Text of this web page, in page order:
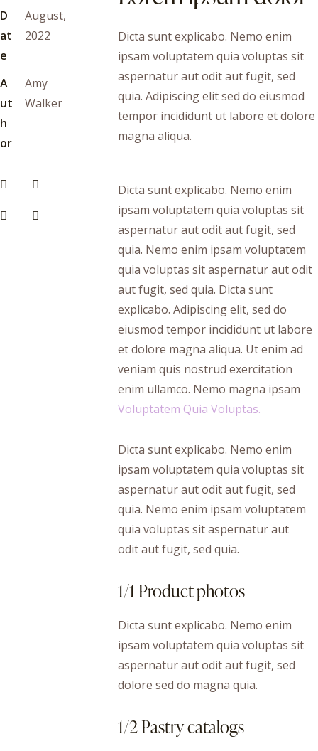
D
at
e
August,
2022
A
ut
h
or
Amy
Walker
Dicta sunt explicabo. Nemo enim
ipsam voluptatem quia voluptas sit
aspernatur aut odit aut fugit, sed
quia. Adipiscing elit sed do eiusmod
tempor incididunt ut labore et dolore
magna aliqua.
Dicta sunt explicabo. Nemo enim
ipsam voluptatem quia voluptas sit
aspernatur aut odit aut fugit, sed
quia. Nemo enim ipsam voluptatem
quia voluptas sit aspernatur aut odit
aut fugit, sed quia. Dicta sunt
explicabo. Adipiscing elit, sed do
eiusmod tempor incididunt ut labore
et dolore magna aliqua. Ut enim ad
veniam quis nostrud exercitation
enim ullamco. Nemo magna ipsam
Voluptatem Quia Voluptas.
Dicta sunt explicabo. Nemo enim
ipsam voluptatem quia voluptas sit
aspernatur aut odit aut fugit, sed
quia. Nemo enim ipsam voluptatem
quia voluptas sit aspernatur aut
odit aut fugit, sed quia.
1/1 Product photos
Dicta sunt explicabo. Nemo enim
ipsam voluptatem quia voluptas sit
aspernatur aut odit aut fugit, sed
dolore sed do magna quia.
1/2 Pastry catalogs